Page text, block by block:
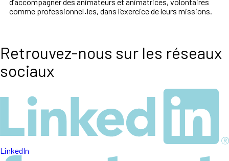
comme professionnel·les, dans l’exercice de leurs missions.
Retrouvez-nous sur les réseaux
sociaux
LinkedIn